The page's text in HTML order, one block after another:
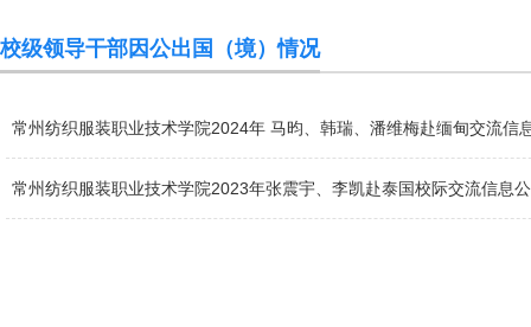
校级领导干部因公出国（境）情况
常州纺织服装职业技术学院2024年 马昀、韩瑞、潘维梅赴缅甸交流信
常州纺织服装职业技术学院2023年张震宇、李凯赴泰国校际交流信息